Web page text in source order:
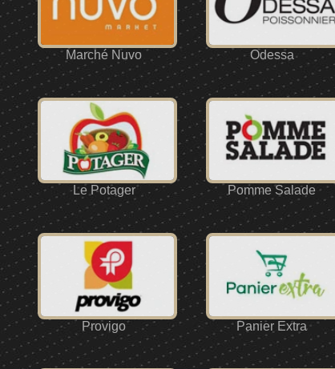
Marché Nuvo Odessa
Le Potager Pomme Salade
Provigo Panier Extra